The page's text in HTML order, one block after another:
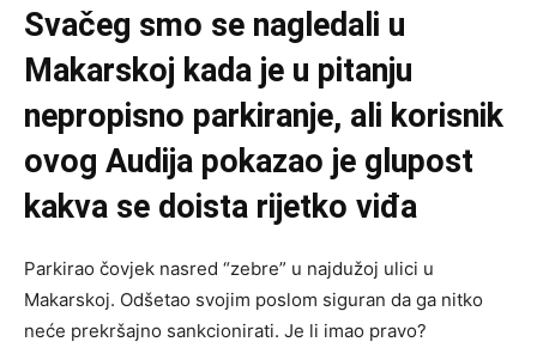
Svačeg smo se nagledali u
Makarskoj kada je u pitanju
nepropisno parkiranje, ali korisnik
ovog Audija pokazao je glupost
kakva se doista rijetko viđa
Parkirao čovjek nasred “zebre” u najdužoj ulici u
Makarskoj. Odšetao svojim poslom siguran da ga nitko
neće prekršajno sankcionirati. Je li imao pravo?